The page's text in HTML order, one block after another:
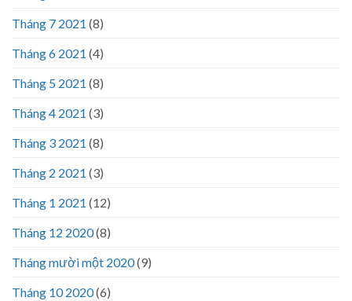
Tháng 7 2021 (8)
Tháng 6 2021 (4)
Tháng 5 2021 (8)
Tháng 4 2021 (3)
Tháng 3 2021 (8)
Tháng 2 2021 (3)
Tháng 1 2021 (12)
Tháng 12 2020(8)
Tháng mười một 2020(9)
Tháng 10 2020(6)